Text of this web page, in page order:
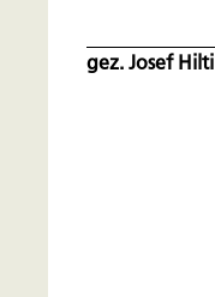
gez. Josef Hilti